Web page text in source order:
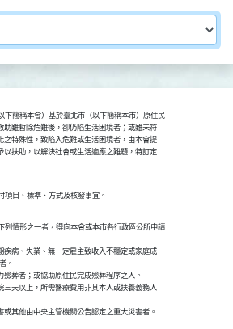
下簡稱本會）基於臺北市（以下簡稱本市）原住民
助雖暫除危難後，卻仍陷生活困境者；或雖未符
之特殊性，致陷入危難或生活困境者，由本會提
以扶助，以解決社會或生活適應之難題，特訂定
項目、標準、方式及核發事宜。
列情形之一者，得向本會或本市各行政區公所申請
疾病、失業、無一定雇主致收入不穩定或家庭成
。
殮葬者；或協助原住民完成殮葬程序之人。
三天以上，所需醫療費用非其本人或扶養義務人
或其他由中央主管機關公告認定之重大災害者。